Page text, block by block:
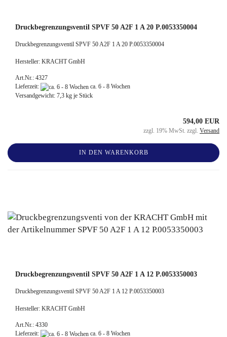
Druckbegrenzungsventil SPVF 50 A2F 1 A 20 P.0053350004
Druckbegrenzungsventil SPVF 50 A2F 1 A 20 P.0053350004
Hersteller: KRACHT GmbH
Art.Nr.: 4327
Lieferzeit:
ca. 6 - 8 Wochen
Versandgewicht: 7,3 kg je Stück
594,00 EUR
zzgl. 19% MwSt. zzgl. Versand
IN DEN WARENKORB
Druckbegrenzungsventil SPVF 50 A2F 1 A 12 P.0053350003
Druckbegrenzungsventil SPVF 50 A2F 1 A 12 P.0053350003
Hersteller: KRACHT GmbH
Art.Nr.: 4330
Lieferzeit:
ca. 6 - 8 Wochen